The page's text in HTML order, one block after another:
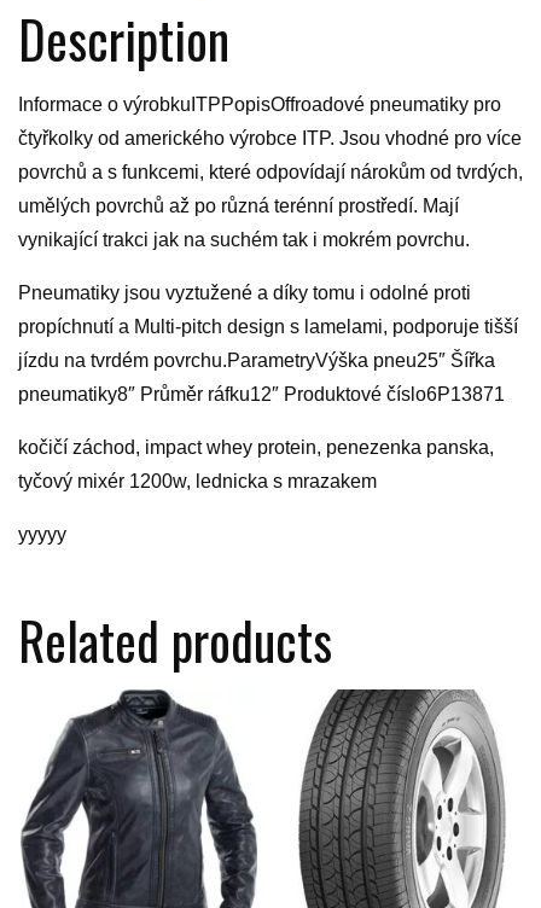
Description
Informace o výrobkuITPPopisOffroadové pneumatiky pro
čtyřkolky od amerického výrobce ITP. Jsou vhodné pro více
povrchů a s funkcemi, které odpovídají nárokům od tvrdých,
umělých povrchů až po různá terénní prostředí. Mají
vynikající trakci jak na suchém tak i mokrém povrchu.
Pneumatiky jsou vyztužené a díky tomu i odolné proti
propíchnutí a Multi-pitch design s lamelami, podporuje tišší
jízdu na tvrdém povrchu.ParametryVýška pneu25″ Šířka
pneumatiky8″ Průměr ráfku12″ Produktové číslo6P13871
kočičí záchod, impact whey protein, penezenka panska,
tyčový mixér 1200w, lednicka s mrazakem
yyyyy
Related products